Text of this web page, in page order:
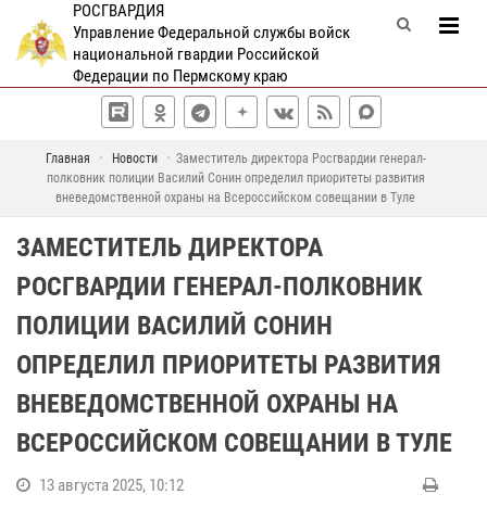
РОСГВАРДИЯ
Управление Федеральной службы войск
национальной гвардии Российской
Федерации по Пермскому краю
Главная Новости
Заместитель директора Росгвардии генерал-
полковник полиции Василий Сонин определил приоритеты развития
вневедомственной охраны на Всероссийском совещании в Туле
ЗАМЕСТИТЕЛЬ ДИРЕКТОРА
РОСГВАРДИИ ГЕНЕРАЛ-ПОЛКОВНИК
ПОЛИЦИИ ВАСИЛИЙ СОНИН
ОПРЕДЕЛИЛ ПРИОРИТЕТЫ РАЗВИТИЯ
ВНЕВЕДОМСТВЕННОЙ ОХРАНЫ НА
ВСЕРОССИЙСКОМ СОВЕЩАНИИ В ТУЛЕ
13 августа 2025, 10:12